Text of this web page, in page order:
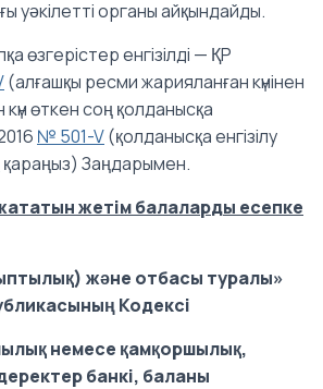
уәкілетті органы айқындайды.
өзгерістер енгізілді — ҚР
(алғашқы ресми жарияланған күнінен
күн өткен соң қолданысқа
№ 501-V(қолданысқа енгізілу
қараңыз) Заңдарымен.
жетімбалаларды есепке
және отбасы туралы»
Кодексі
немесе қамқоршылық,
банкі, баланы